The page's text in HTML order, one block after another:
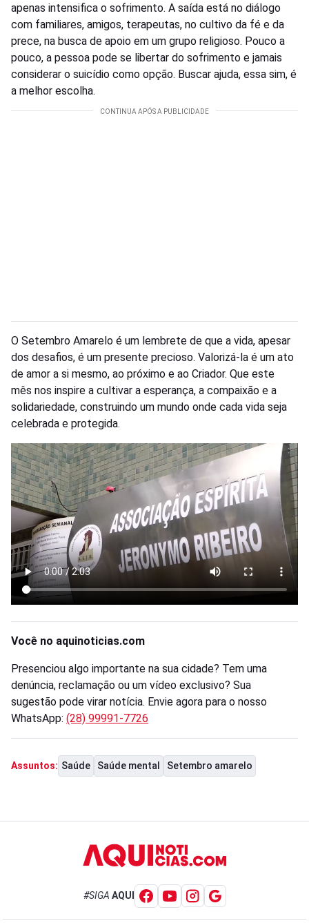
apenas intensifica o sofrimento. A saída está no diálogo
com familiares, amigos, terapeutas, no cultivo da fé e da
prece, na busca de apoio em um grupo religioso. Pouco a
pouco, a pessoa pode se libertar do sofrimento e jamais
considerar o suicídio como opção. Buscar ajuda, essa sim, é
a melhor escolha.
O Setembro Amarelo é um lembrete de que a vida, apesar
dos desafios, é um presente precioso. Valorizá-la é um ato
de amor a si mesmo, ao próximo e ao Criador. Que este
mês nos inspire a cultivar a esperança, a compaixão e a
solidariedade, construindo um mundo onde cada vida seja
celebrada e protegida.
Você no aquinoticias.com
Presenciou algo importante na sua cidade? Tem uma
denúncia, reclamação ou um vídeo exclusivo? Sua
sugestão pode virar notícia. Envie agora para o nosso
WhatsApp: (28) 99991-7726
Assuntos: Saúde Saúde mental Setembro amarelo
#SIGA AQUI